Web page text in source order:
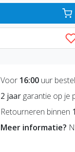
Voor 16:00 uur
2 jaar garantie op je
Retourneren binnen
Meer informatie?